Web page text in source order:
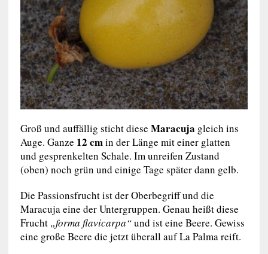
Groß und auffällig sticht diese Maracuja gleich ins
Auge. Ganze 12 cmin der Länge mit einer glatten
und gesprenkelten Schale. Im unreifen Zustand
(oben) noch grün und einige Tage später dann gelb.
Die Passionsfrucht ist der Oberbegriff und die
Maracuja eine der Untergruppen. Genau heißt diese
Frucht „forma flavicarpa“und ist eine Beere. Gewiss
eine große Beere die jetzt überall auf La Palma reift.